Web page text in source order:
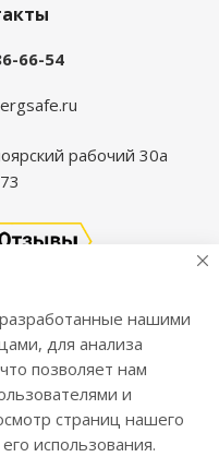
66-54
рабочий 30а
— Интернет-магазин
мебели Практик.
металлических
дверей.
технических
нашими
для анализа
позволяет нам
и
страниц нашего
использования.